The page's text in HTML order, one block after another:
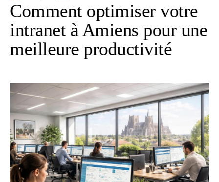
Comment optimiser votre
intranet à Amiens pour une
meilleure productivité